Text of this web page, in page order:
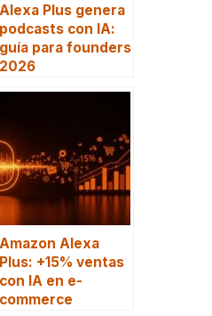
Alexa Plus genera
podcasts con IA:
guía para founders
2026
Amazon Alexa
Plus: +15% ventas
con IA en e-
commerce